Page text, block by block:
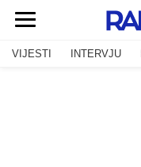
VIJESTI INTERVJU